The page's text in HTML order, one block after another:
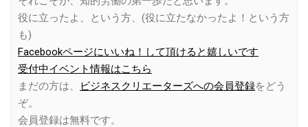
役に立ったよ、という方、(役に立たなかったよ！という方
も)
Facebookページにいいね！して頂けると嬉しいです
受付中イベント情報はこちら
まだの方は、
ビジネスクリエーターズへの会員登録をどう
ぞ。
会員登録は無料です。